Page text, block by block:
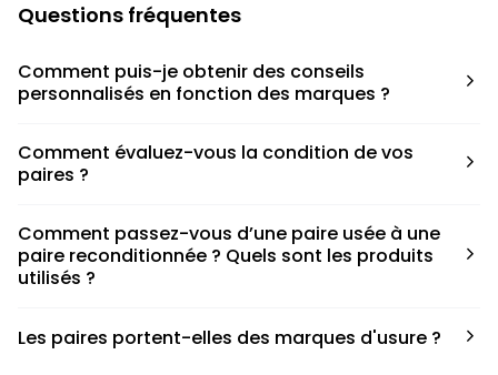
Questions fréquentes
Comment puis-je obtenir des conseils
personnalisés en fonction des marques ?
pour déterminer la taille appropriée, que ce soit une taille
en dessous, au-dessus ou correspondant à votre taille
Comment évaluez-vous la condition de vos
paires ?
défauts spécifiques de chaque paire.
Comment passez-vous d’une paire usée à une
paire reconditionnée ? Quels sont les produits
utilisés ?
ont fait de cette passion leur métier afin de reconditionner
Les paires portent-elles des marques d'usure ?